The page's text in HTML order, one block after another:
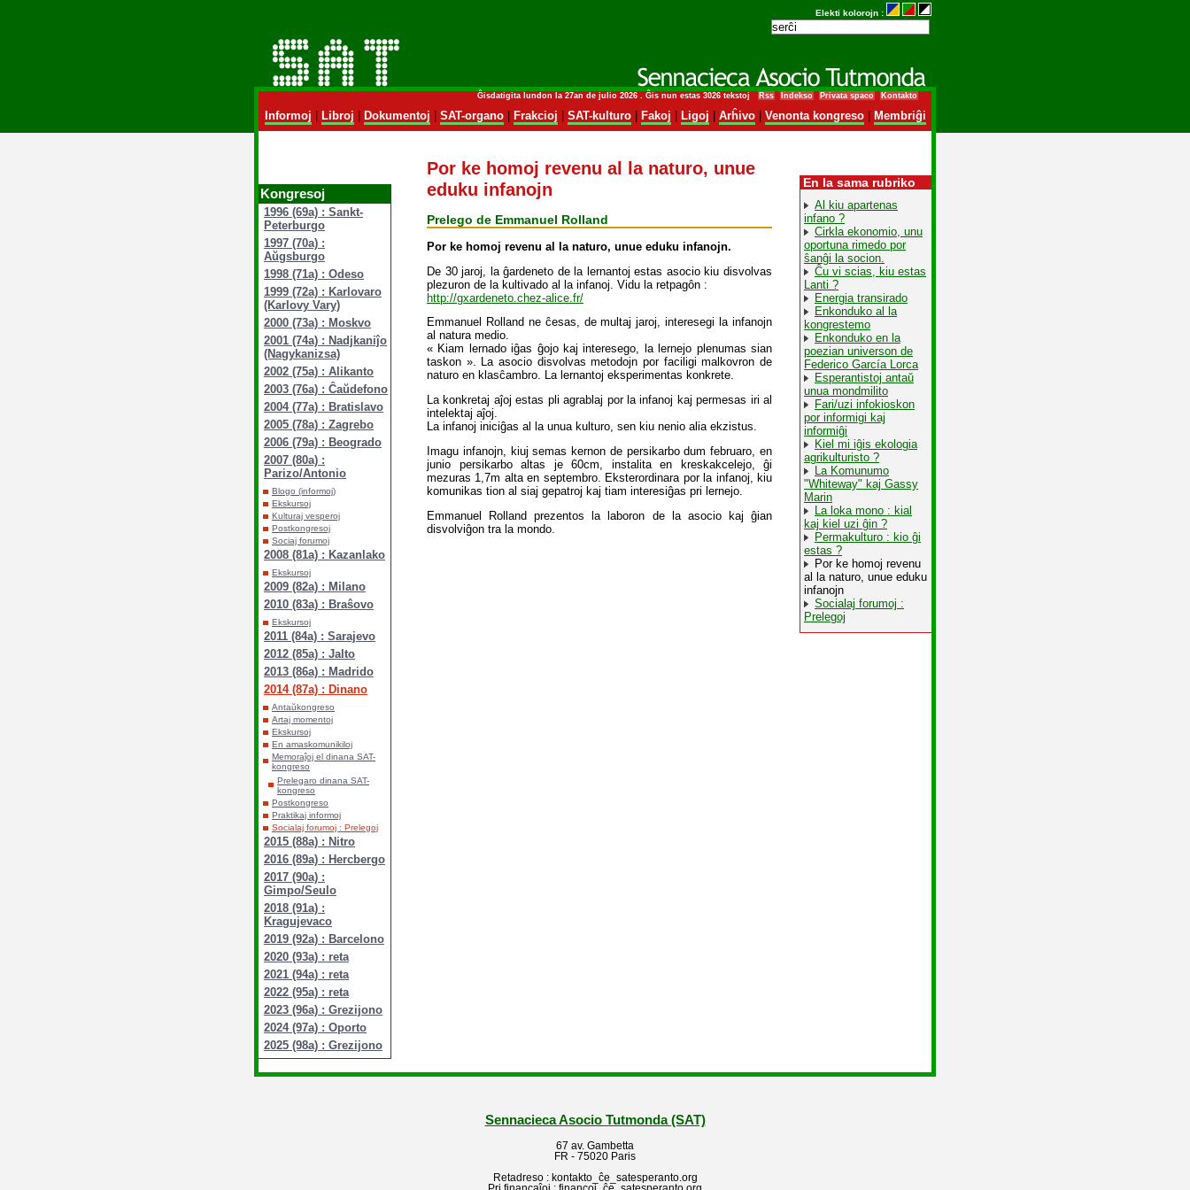
Elekti kolorojn :
Ĝisdatigita lundon la 27an de julio 2026 . Ĝis nun estas 3026 tekstoj Rss Indekso Privata spaco Kontakto
Informoj Libroj Dokumentoj SAT-organo| Frakcioj SAT-kulturo| Fakoj Ligoj Arĥivo| Venonta kongreso| Membriĝi
Kongresoj
1996 (69a) : Sankt-
Peterburgo
1997 (70a) :
Aŭgsburgo
1998 (71a) : Odeso
1999 (72a) : Karlovaro
(Karlovy Vary)
2000 (73a) : Moskvo
2001 (74a) : Nadjkaniĵo
(Nagykanizsa)
2002 (75a) : Alikanto
2003 (76a) : Ĉaŭdefono
2004 (77a) : Bratislavo
2005 (78a) : Zagrebo
2006 (79a) : Beogrado
2007 (80a) :
Parizo/Antonio
Blogo (informoj)
Ekskursoj
Kulturaj vesperoj
Postkongresoj
Sociaj forumoj
2008 (81a) : Kazanlako
Ekskursoj
2009 (82a) : Milano
2010 (83a) : Braŝovo
Ekskursoj
2011 (84a) : Sarajevo
2012 (85a) : Jalto
2013 (86a) : Madrido
2014 (87a) : Dinano
Antaŭkongreso
Artaj momentoj
Ekskursoj
En amaskomunikiloj
Memoraĵoj el dinana SAT-
kongreso
Prelegaro dinana SAT-
kongreso
Postkongreso
Praktikaj informoj
Socialaj forumoj : Prelegoj
2015 (88a) : Nitro
2016 (89a) : Hercbergo
2017 (90a) :
Gimpo/Seulo
2018 (91a) :
Kragujevaco
2019 (92a) : Barcelono
2020 (93a) : reta
2021 (94a) : reta
2022 (95a) : reta
2023 (96a) : Grezijono
2024 (97a) : Oporto
2025 (98a) : Grezijono
En la sama rubriko
Al kiu apartenas
infano ?
Cirkla ekonomio, unu
oportuna rimedo por
ŝanĝi la socion.
Ĉu vi scias, kiu estas
Lanti ?
Energia transirado
Enkonduko al la
kongrestemo
Enkonduko en la
poezian universon de
Federico García Lorca
Esperantistoj antaŭ
unua mondmilito
Fari/uzi infokioskon
por informigi kaj
informiĝi
Kiel mi iĝis ekologia
agrikulturisto ?
La Komunumo
"Whiteway" kaj Gassy
Marin
La loka mono : kial
kaj kiel uzi ĝin ?
Permakulturo : kio ĝi
estas ?
Por ke homoj revenu
al la naturo, unue eduku
infanojn
Socialaj forumoj :
Prelegoj
Por ke homoj revenu al la naturo, unue
eduku infanojn
Prelego de Emmanuel Rolland
Por ke homoj revenu al la naturo, unue eduku infanojn.
De 30 jaroj, la ĝardeneto de la lernantoj estas asocio kiu disvolvas
plezuron de la kultivado al la infanoj. Vidu la retpagôn :
http://gxardeneto.chez-alice.fr/
Emmanuel Rolland ne ĉesas, de multaj jaroj, interesegi la infanojn
al natura medio.
« Kiam lernado iĝas ĝojo kaj interesego, la lernejo plenumas sian
taskon ». La asocio disvolvas metodojn por faciligi malkovron de
naturo en klasĉambro. La lernantoj eksperimentas konkrete.
La konkretaj aĵoj estas pli agrablaj por la infanoj kaj permesas iri al
intelektaj aĵoj.
La infanoj iniciĝas al la unua kulturo, sen kiu nenio alia ekzistus.
Imagu infanojn, kiuj semas kernon de persikarbo dum februaro, en
junio persikarbo altas je 60cm, instalita en kreskakcelejo, ĝi
mezuras 1,7m alta en septembro. Eksterordinara por la infanoj, kiu
komunikas tion al siaj gepatroj kaj tiam interesiĝas pri lernejo.
Emmanuel Rolland prezentos la laboron de la asocio kaj ĝian
disvolviĝon tra la mondo.
Sennacieca Asocio Tutmonda (SAT)
67 av. Gambetta
FR - 75020 Paris
Retadreso : kontakto_ĉe_satesperanto.org